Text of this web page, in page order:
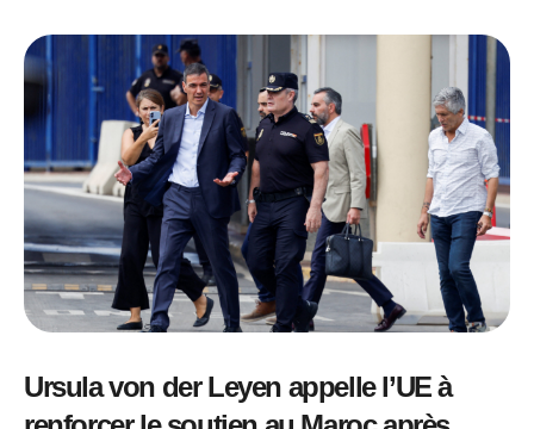
Ursula von der Leyen appelle l’UE à